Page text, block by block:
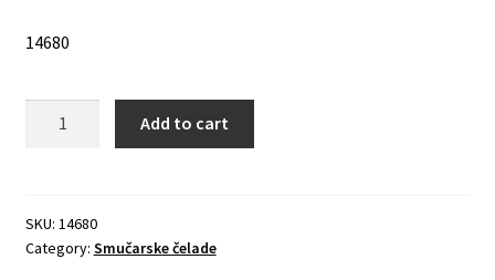
14680
Add to cart
SKU: 14680
Category: Smučarske čelade